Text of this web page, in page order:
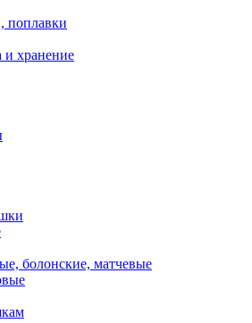
поплавки
и хранение
болонские, матчевые